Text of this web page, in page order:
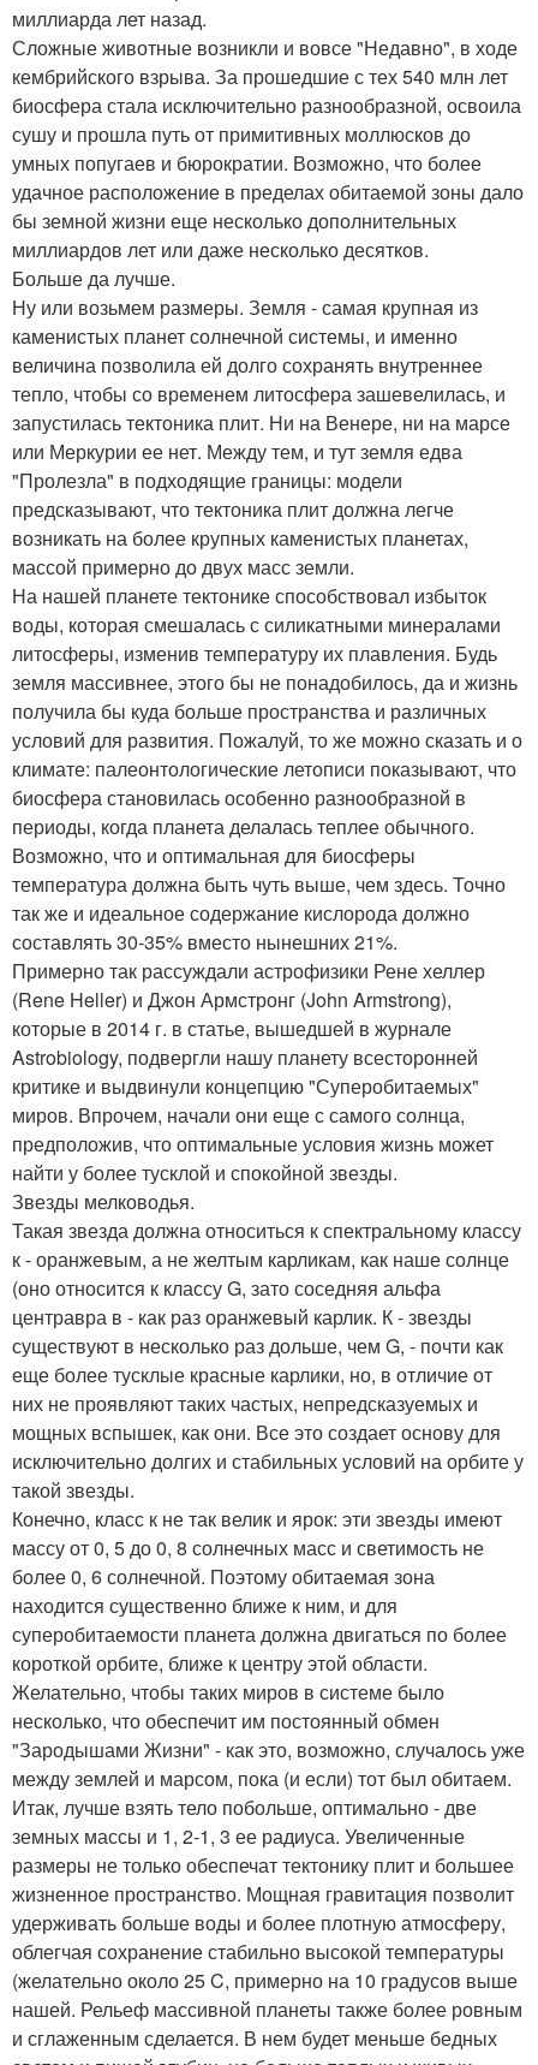
миллиарда лет назад.
Сложные животные возникли и вовсе "Недавно", в ходе
кембрийского взрыва. За прошедшие с тех 540 млн лет
биосфера стала исключительно разнообразной, освоила
сушу и прошла путь от примитивных моллюсков до
умных попугаев и бюрократии. Возможно, что более
удачное расположение в пределах обитаемой зоны дало
бы земной жизни еще несколько дополнительных
миллиардов лет или даже несколько десятков.
Больше да лучше.
Ну или возьмем размеры. Земля - самая крупная из
каменистых планет солнечной системы, и именно
величина позволила ей долго сохранять внутреннее
тепло, чтобы со временем литосфера зашевелилась, и
запустилась тектоника плит. Ни на Венере, ни на марсе
или Меркурии ее нет. Между тем, и тут земля едва
"Пролезла" в подходящие границы: модели
предсказывают, что тектоника плит должна легче
возникать на более крупных каменистых планетах,
массой примерно до двух масс земли.
На нашей планете тектонике способствовал избыток
воды, которая смешалась с силикатными минералами
литосферы, изменив температуру их плавления. Будь
земля массивнее, этого бы не понадобилось, да и жизнь
получила бы куда больше пространства и различных
условий для развития. Пожалуй, то же можно сказать и о
климате: палеонтологические летописи показывают, что
биосфера становилась особенно разнообразной в
периоды, когда планета делалась теплее обычного.
Возможно, что и оптимальная для биосферы
температура должна быть чуть выше, чем здесь. Точно
так же и идеальное содержание кислорода должно
составлять 30-35% вместо нынешних 21%.
Примерно так рассуждали астрофизики Рене хеллер
(Rene Heller) и Джон Армстронг (John Armstrong),
которые в 2014 г. в статье, вышедшей в журнале
Astrobiology, подвергли нашу планету всесторонней
критике и выдвинули концепцию "Суперобитаемых"
миров. Впрочем, начали они еще с самого солнца,
предположив, что оптимальные условия жизнь может
найти у более тусклой и спокойной звезды.
Звезды мелководья.
Такая звезда должна относиться к спектральному классу
к - оранжевым, а не желтым карликам, как наше солнце
(оно относится к классу G, зато соседняя альфа
центравра в - как раз оранжевый карлик. К - звезды
существуют в несколько раз дольше, чем G, - почти как
еще более тусклые красные карлики, но, в отличие от
них не проявляют таких частых, непредсказуемых и
мощных вспышек, как они. Все это создает основу для
исключительно долгих и стабильных условий на орбите у
такой звезды.
Конечно, класс к не так велик и ярок: эти звезды имеют
массу от 0, 5 до 0, 8 солнечных масс и светимость не
более 0, 6 солнечной. Поэтому обитаемая зона
находится существенно ближе к ним, и для
суперобитаемости планета должна двигаться по более
короткой орбите, ближе к центру этой области.
Желательно, чтобы таких миров в системе было
несколько, что обеспечит им постоянный обмен
"Зародышами Жизни" - как это, возможно, случалось уже
между землей и марсом, пока (и если) тот был обитаем.
Итак, лучше взять тело побольше, оптимально - две
земных массы и 1, 2-1, 3 ее радиуса. Увеличенные
размеры не только обеспечат тектонику плит и большее
жизненное пространство. Мощная гравитация позволит
удерживать больше воды и более плотную атмосферу,
облегчая сохранение стабильно высокой температуры
(желательно около 25 C, примерно на 10 градусов выше
нашей. Рельеф массивной планеты также более ровным
и сглаженным сделается. В нем будет меньше бедных